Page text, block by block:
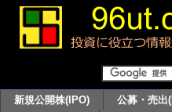
新規公開株(IPO) 公募・売出